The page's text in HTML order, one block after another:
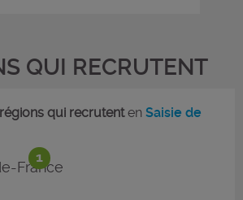
QUI RECRUTENT
1
régions qui recrutentenSaisie de
France